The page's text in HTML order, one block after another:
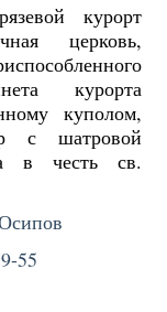
курорт
церковь,
курорта
куполом,
с шатровой
в честь св.
55